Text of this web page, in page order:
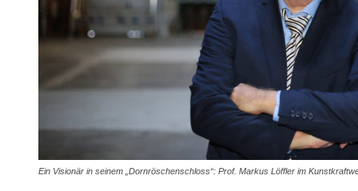
Ein Visionär in seinem „Dornröschenschloss“: Prof. Markus Löffler im